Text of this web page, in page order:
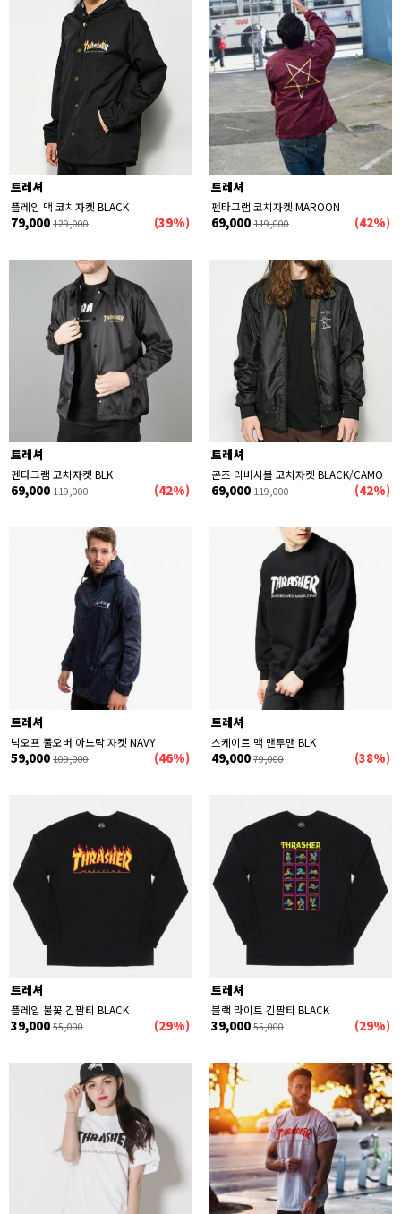
트레셔
플레임 맥 코치자켓 BLACK
79,000 129,000 (39%)
트레셔
펜타그램 코치자켓 MAROON
69,000 119,000 (42%)
트레셔
펜타그램 코치자켓 BLK
69,000 119,000 (42%)
트레셔
곤즈 리버시블 코치자켓 BLACK/CAMO
69,000 119,000 (42%)
트레셔
넉오프 풀오버 아노락 자켓 NAVY
59,000 109,000 (46%)
트레셔
스케이트 맥 맨투맨 BLK
49,000 79,000 (38%)
트레셔
플레임 불꽃 긴팔티 BLACK
39,000 55,000 (29%)
트레셔
블랙 라이트 긴팔티 BLACK
39,000 55,000 (29%)